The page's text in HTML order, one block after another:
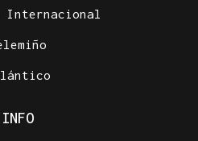
Internacional
INFO